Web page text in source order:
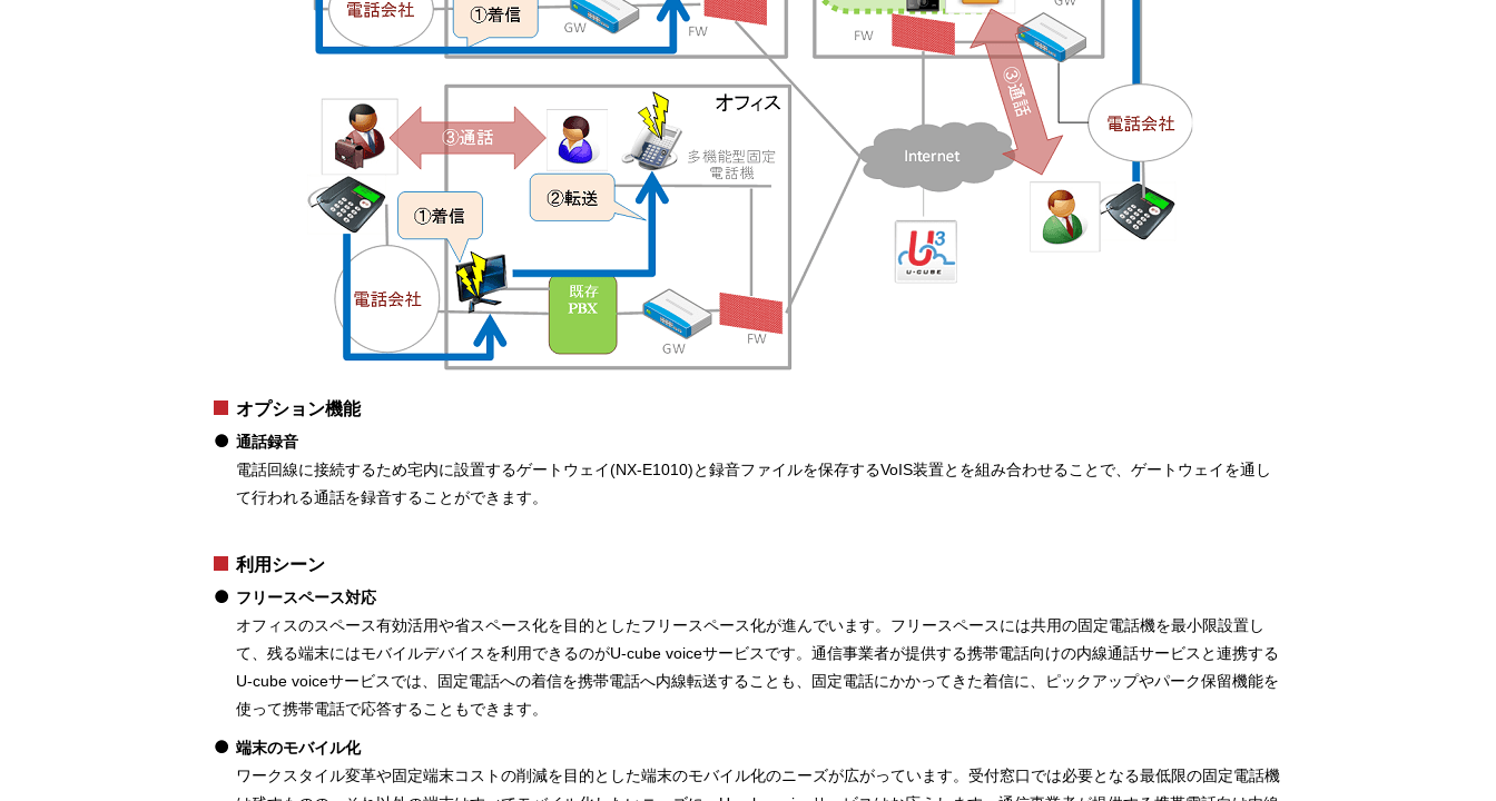
オプション機能
通話録音
電話回線に接続するため宅内に設置するゲートウェイ(NX-E1010)と録音ファイルを保存するVoIS装置とを組み合わせることで、ゲートウェイを通し
て行われる通話を録音することができます。
利用シーン
フリースペース対応
オフィスのスペース有効活用や省スペース化を目的としたフリースペース化が進んでいます。フリースペースには共用の固定電話機を最小限設置し
て、残る端末にはモバイルデバイスを利用できるのがU-cube voiceサービスです。通信事業者が提供する携帯電話向けの内線通話サービスと連携する
U-cube voiceサービスでは、固定電話への着信を携帯電話へ内線転送することも、固定電話にかかってきた着信に、ピックアップやパーク保留機能を
使って携帯電話で応答することもできます。
端末のモバイル化
ワークスタイル変革や固定端末コストの削減を目的とした端末のモバイル化のニーズが広がっています。受付窓口では必要となる最低限の固定電話機